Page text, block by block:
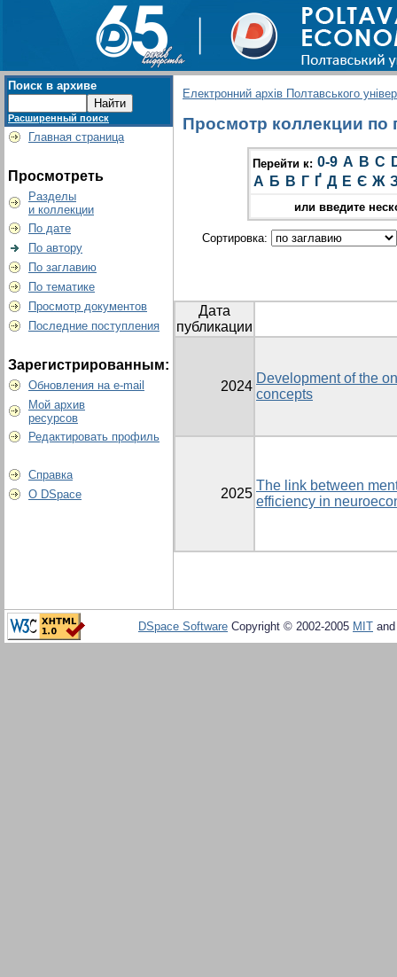
Поиск в архиве
Расширенный поиск
Главная страница
Просмотреть
Разделы
и коллекции
По дате
По автору
По заглавию
По тематике
Просмотр документов
Последние поступления
Зарегистрированным:
Обновления на e-mail
Мой архив
ресурсов
Редактировать профиль
Справка
О DSpace
Електронний архів Полтавського
Просмотр коллекции по
Перейти к: 0-9 A B C
А Б В Г Ґ Д Е Є Ж
или введите
Сортировка:
Дата
публикации
2024
Development of the
concepts
2025
The link between
efficiency in
DSpace Software Copyright © 2002-2005 MIT